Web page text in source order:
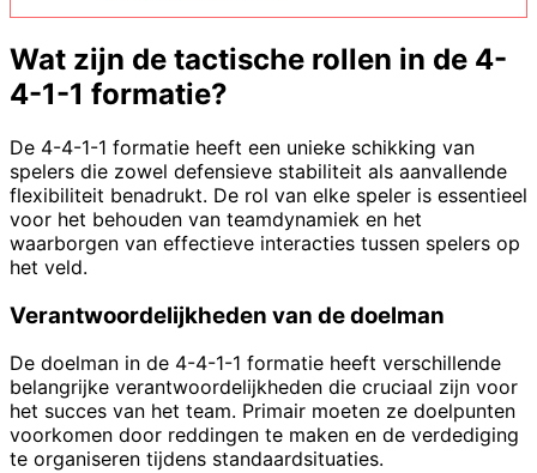
Wat zijn de tactische rollen in de 4-
4-1-1 formatie?
De 4-4-1-1 formatie heeft een unieke schikking van
spelers die zowel defensieve stabiliteit als aanvallende
flexibiliteit benadrukt. De rol van elke speler is essentieel
voor het behouden van teamdynamiek en het
waarborgen van effectieve interacties tussen spelers op
het veld.
Verantwoordelijkheden van de doelman
De doelman in de 4-4-1-1 formatie heeft verschillende
belangrijke verantwoordelijkheden die cruciaal zijn voor
het succes van het team. Primair moeten ze doelpunten
voorkomen door reddingen te maken en de verdediging
te organiseren tijdens standaardsituaties.